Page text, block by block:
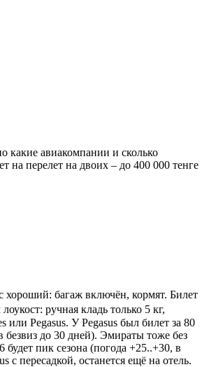
какие авиакомпании и сколько
на перелет на двоих – до 400 000 тенге
багаж включён, кормят. Билет
ручная кладь только 5 кг,
Pegasus. У Pegasus был билет за 80
безвиз до 30 дней). Эмираты тоже без
пик сезона (погода +25..+30, в
пересадкой, останется ещё на отель.